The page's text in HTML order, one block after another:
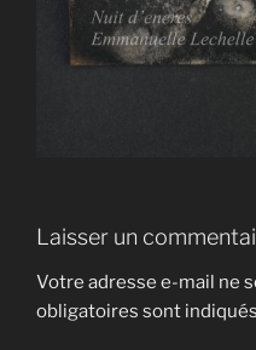
Laisser un
Votre adresse e-mail ne
obligatoires sont